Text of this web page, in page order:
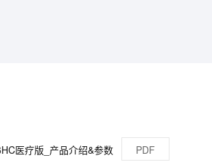
医疗版_产品介绍&参数 PDF